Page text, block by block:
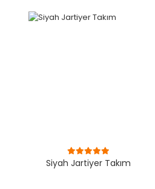
Siyah Jartiyer Takım